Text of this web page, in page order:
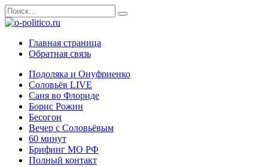
Перейти
к
содержанию
Search
for:
Главная страница
Обратная связь
Подоляка и Онуфриенко
Соловьёв LIVE
Саня во Флориде
Борис Рожин
Бесогон
Вечер с Соловьёвым
60 минут
Брифинг МО РФ
Полный контакт